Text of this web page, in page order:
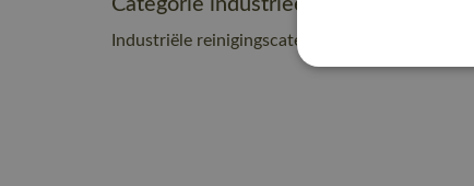
Categorie industrieel onderhoud
Industriële reinigingscategorie B2